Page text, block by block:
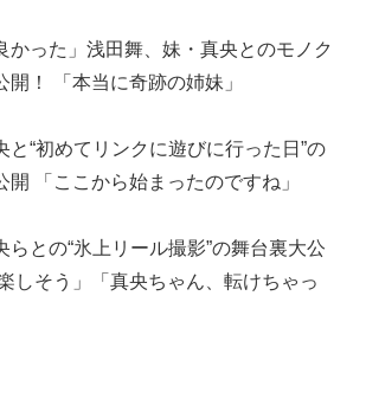
かった」浅田舞、妹・真央とのモノク
開！ 「本当に奇跡の姉妹」
と“初めてリンクに遊びに行った日”の
開 「ここから始まったのですね」
らとの“氷上リール撮影”の舞台裏大公
しそう」「真央ちゃん、転けちゃっ